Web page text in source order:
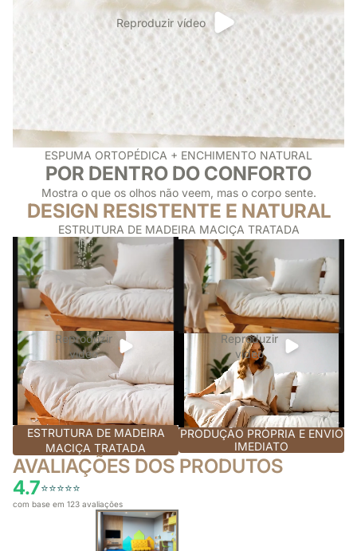
Reproduzir vídeo
ESPUMA ORTOPÉDICA + ENCHIMENTO NATURAL
POR DENTRO DO CONFORTO
Mostra o que os olhos não veem, mas o corpo sente.
DESIGN RESISTENTE E NATURAL
ESTRUTURA DE MADEIRA MACIÇA TRATADA
Reproduzir
vídeo
ESTRUTURA DE MADEIRA
MACIÇA TRATADA
Reproduzir
vídeo
PRODUÇÃO PRÓPRIA E ENVIO
IMEDIATO
AVALIAÇÕES DOS PRODUTOS
4.7⭐️⭐️⭐️⭐️⭐️
com base em 123 avaliações